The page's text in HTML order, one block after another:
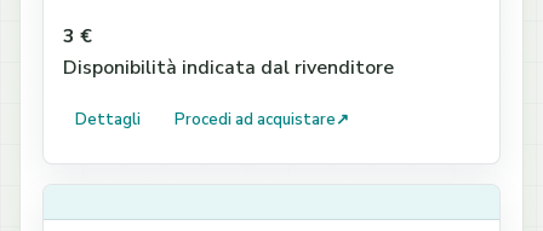
3 €
Disponibilità indicata dal rivenditore
Dettagli Procedi ad acquistare↗